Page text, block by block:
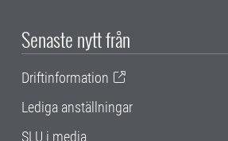
Senaste nytt från
Driftinformation
Lediga anställningar
SLU i media